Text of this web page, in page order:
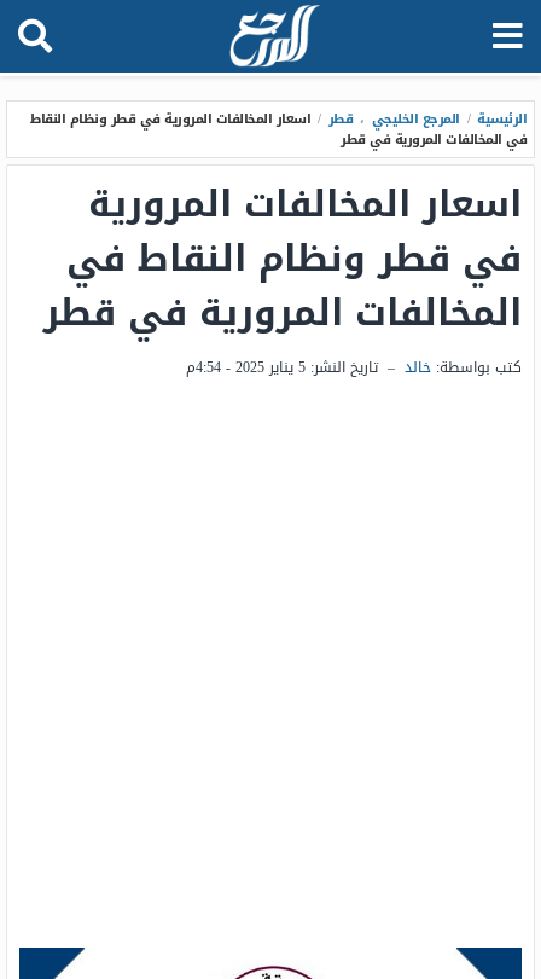
الرئيسية / المرجع الخليجي ، قطر / اسعار المخالفات المرورية في قطر ونظام النقاط
في المخالفات المرورية في قطر
اسعار المخالفات المرورية
في قطر ونظام النقاط في
المخالفات المرورية في قطر
كتب بواسطة: خالد – تاريخ النشر: 5 يناير 2025 - 4:54م